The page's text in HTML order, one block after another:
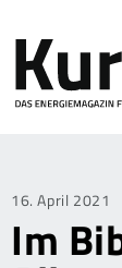
Posted
on
16. April 2021
Im